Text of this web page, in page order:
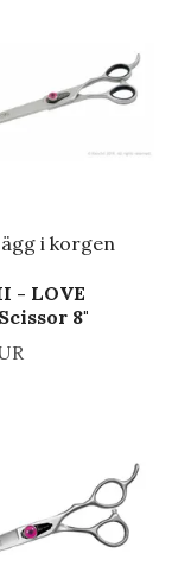
i korgen
- LOVE
8"